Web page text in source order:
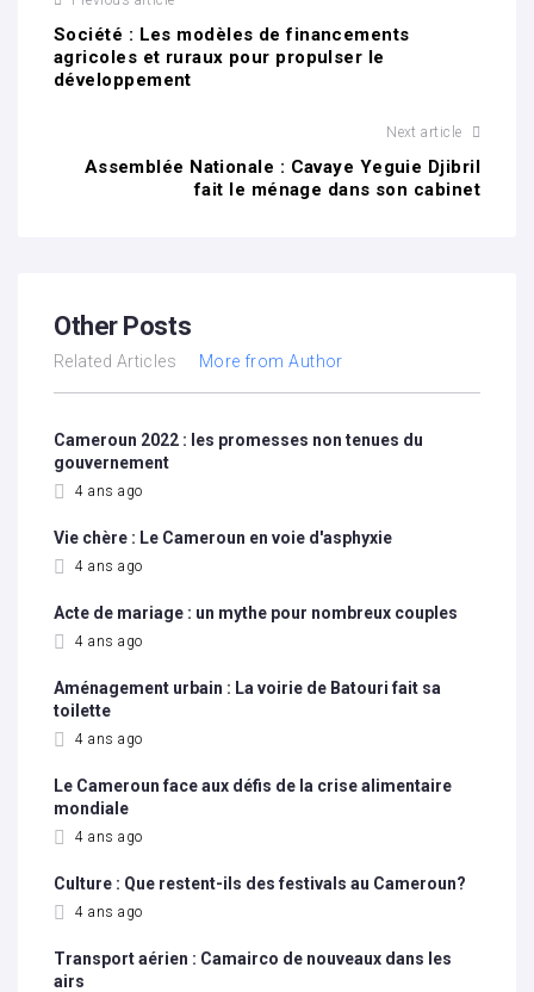
Société : Les modèles de financements
agricoles et ruraux pour propulser le
développement
Next article
Assemblée Nationale : Cavaye Yeguie Djibril
fait le ménage dans son cabinet
Other Posts
Related Articles More from Author
Cameroun 2022 : les promesses non tenues du
gouvernement
4 ans ago
Vie chère : Le Cameroun en voie d'asphyxie
4 ans ago
Acte de mariage : un mythe pour nombreux couples
4 ans ago
Aménagement urbain : La voirie de Batouri fait sa
toilette
4 ans ago
Le Cameroun face aux défis de la crise alimentaire
mondiale
4 ans ago
Culture : Que restent-ils des festivals au Cameroun?
4 ans ago
Transport aérien : Camairco de nouveaux dans les
airs